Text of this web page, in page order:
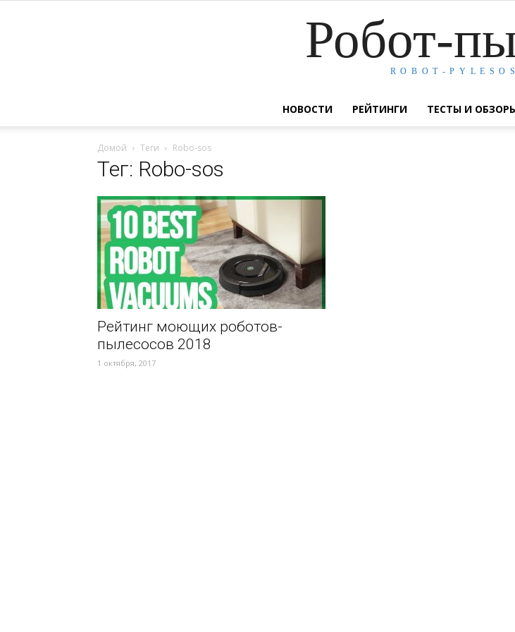
Робот-
R O B O T - P Y L E S O
НОВОСТИ РЕЙТИНГИ ТЕСТЫ И
Домой Теги Robo-sos
Тег: Robo-sos
Рейтинг моющих роботов-
пылесосов 2018
1 октября, 2017